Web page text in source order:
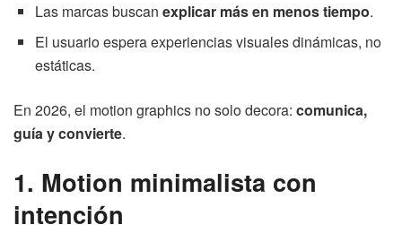
Las marcas buscan explicar más en menos tiempo.
El usuario espera experiencias visuales dinámicas, no
estáticas.
En 2026, el motion graphics no solo decora: comunica,
guía y convierte.
1. Motion minimalista con
intención